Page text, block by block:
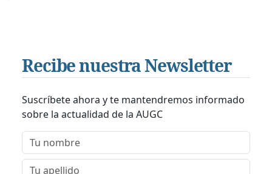
Recibe nuestra Newsletter
Suscríbete ahora y te mantendremos informado
sobre la actualidad de la AUGC